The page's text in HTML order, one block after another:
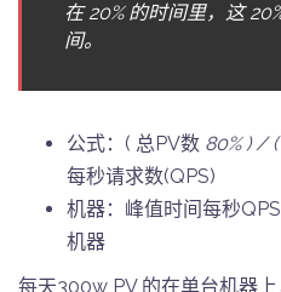
在 20% 的时间里，这
间。
公式：( 总PV数 80% ) /
每秒请求数(QPS)
机器：峰值时间每秒
机器
每天300w PV 的在单台机器上